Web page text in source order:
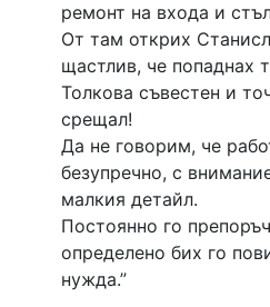
ремонт на входа и
От там открих
щастлив, че попаднах
Толкова съвестен и
срещал!
Да не говорим, че
безупречно, с
малкия детайл.
Постоянно го
определено бих го
нужда.”